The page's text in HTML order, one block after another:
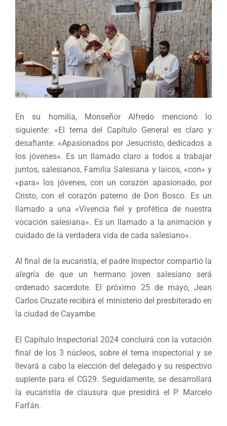
En su homilía, Monseñor Alfredo mencionó lo
siguiente: «El tema del Capítulo General es claro y
desafiante: «Apasionados por Jesucristo, dedicados a
los jóvenes». Es un llamado claro a todos a trabajar
juntos, salesianos, Familia Salesiana y laicos, «con» y
«para» los jóvenes, con un corazón apasionado, por
Cristo, con el corazón paterno de Don Bosco. Es un
llamado a una «Vivencia fiel y profética de nuestra
vocación salesiana». Es un llamado a la animación y
cuidado de la verdadera vida de cada salesiano».
Al final de la eucaristía, el padre Inspector compartió la
alegría de que un hermano joven salesiano será
ordenado sacerdote. El próximo 25 de mayo, Jean
Carlos Cruzate recibirá el ministerio del presbiterado en
la ciudad de Cayambe.
El Capítulo Inspectorial 2024 concluirá con la votación
final de los 3 núcleos, sobre el tema inspectorial y se
llevará a cabo la elección del delegado y su respectivo
suplente para el CG29. Seguidamente, se desarrollará
la eucaristía de clausura que presidirá el P. Marcelo
Farfán.